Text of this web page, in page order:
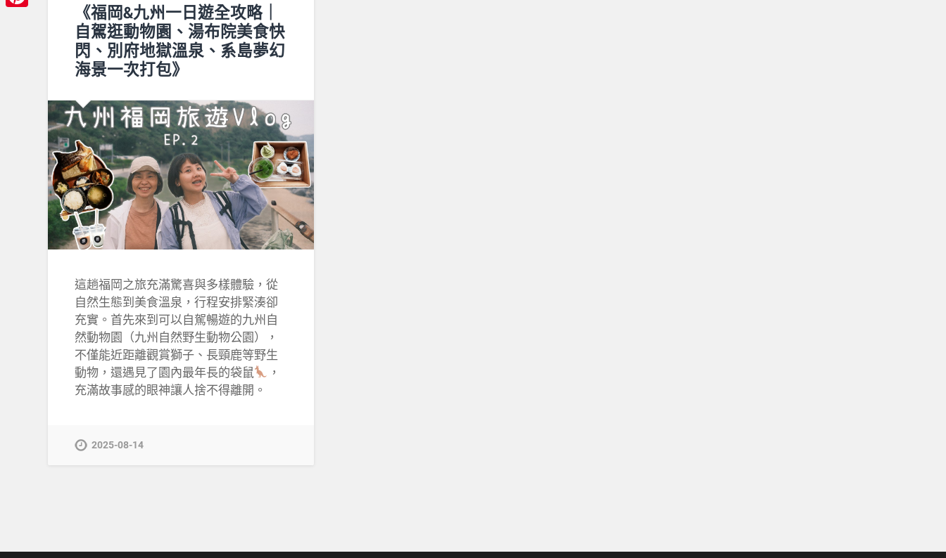
《福岡&九州一日遊全攻略｜
自駕逛動物園、湯布院美食快
閃、別府地獄溫泉、系島夢幻
海景一次打包》
這趟福岡之旅充滿驚喜與多樣體驗，從
自然生態到美食溫泉，行程安排緊湊卻
充實。首先來到可以自駕暢遊的九州自
然動物園（九州自然野生動物公園），
不僅能近距離觀賞獅子、長頸鹿等野生
動物，還遇見了園內最年長的袋鼠
，
充滿故事感的眼神讓人捨不得離開。
2025-08-14